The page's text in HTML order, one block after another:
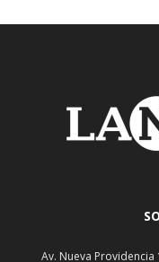
Av. Nueva Providencia